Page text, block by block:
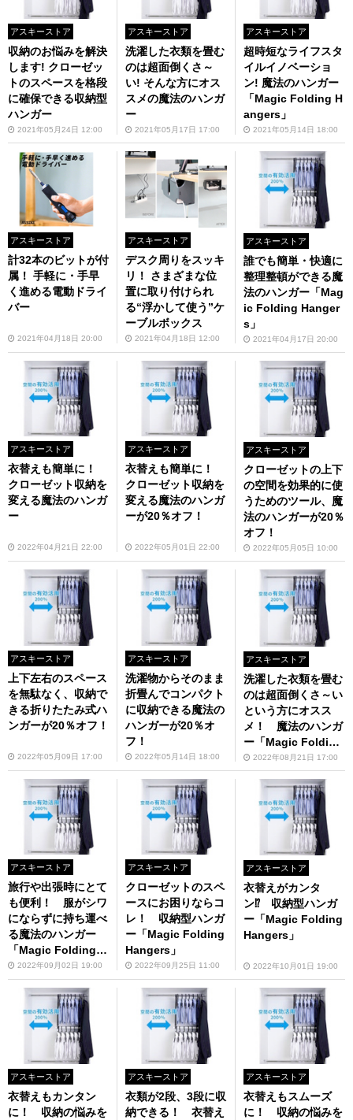
アスキーストア
収納のお悩みを解決
します! クローゼッ
トのスペースを格段
に確保できる収納型
ハンガー
2021年05月24日 12:00
アスキーストア
洗濯した衣類を畳む
のは超面倒くさ～
い! そんな方にオス
スメの魔法のハンガ
ー
2021年05月17日 17:00
アスキーストア
超時短なライフスタ
イルイノベーショ
ン! 魔法のハンガー
「Magic Folding H
angers」
2021年05月14日 18:00
アスキーストア
計32本のビットが付
属！ 手軽に・手早
く進める電動ドライ
バー
2021年04月18日 20:00
アスキーストア
デスク周りをスッキ
リ！ さまざまな位
置に取り付けられ
る“浮かして使う”ケ
ーブルボックス
2021年04月18日 12:00
アスキーストア
誰でも簡単・快適に
整理整頓ができる魔
法のハンガー「Mag
ic Folding Hanger
s」
2021年04月17日 20:00
アスキーストア
衣替えも簡単に！
クローゼット収納を
変える魔法のハンガ
ー
2022年04月21日 22:00
アスキーストア
衣替えも簡単に！
クローゼット収納を
変える魔法のハンガ
ーが20％オフ！
2022年05月01日 22:00
アスキーストア
クローゼットの上下
の空間を効果的に使
うためのツール、魔
法のハンガーが20％
オフ！
2022年05月05日 10:00
アスキーストア
上下左右のスペース
を無駄なく、収納で
きる折りたたみ式ハ
ンガーが20％オフ！
2022年05月09日 17:00
アスキーストア
洗濯物からそのまま
折畳んでコンパクト
に収納できる魔法の
ハンガーが20％オ
フ！
2022年05月14日 18:00
アスキーストア
洗濯した衣類を畳む
のは超面倒くさ～い
という方にオスス
メ！ 魔法のハンガ
ー「Magic Folding
Hangers」
2022年08月21日 17:00
アスキーストア
旅行や出張時にとて
も便利！ 服がシワ
にならずに持ち運べ
る魔法のハンガー
「Magic Folding H
angers」
2022年09月02日 19:00
アスキーストア
クローゼットのスペ
ースにお困りならコ
レ！ 収納型ハンガ
ー「Magic Folding
Hangers」
2022年09月25日 11:00
アスキーストア
衣替えがカンタ
ン⁉ 収納型ハンガ
ー「Magic Folding
Hangers」
2022年10月01日 19:00
アスキーストア
衣替えもカンタン
に！ 収納の悩みを
アスキーストア
衣類が2段、3段に収
納できる！ 衣替え
アスキーストア
衣替えもスムーズ
に！ 収納の悩みを